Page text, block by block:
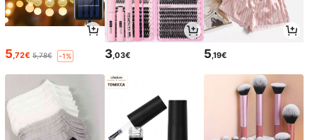
5,72€ 5,78€ -1% 3,03€ 5,19€